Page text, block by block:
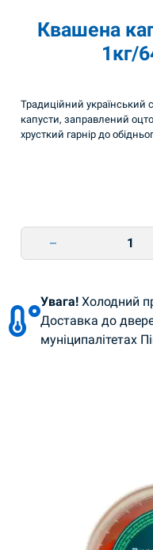
Квашена
1кг/
Традиційний український
капусти, заправлений
хрусткий гарнір до
Увага! Холодний
Доставка до
муніципалітетах